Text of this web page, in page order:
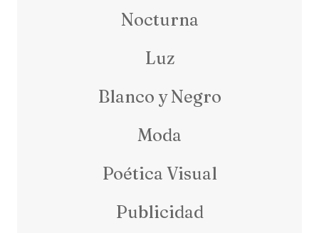
Nocturna
Luz
Blanco y Negro
Moda
Poética Visual
Publicidad